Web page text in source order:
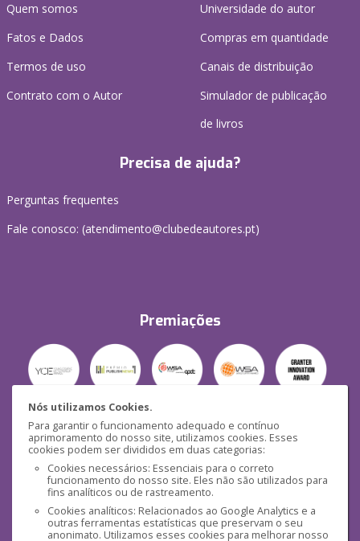
Nós utilizamos Cookies.
Para garantir o funcionamento adequado e contínuo
aprimoramento do nosso site, utilizamos cookies. Esses
cookies podem ser divididos em duas categorias:
Cookies necessários: Essenciais para o correto
funcionamento do nosso site. Eles não são utilizados para
fins analíticos ou de rastreamento.
Cookies analíticos: Relacionados ao Google Analytics e a
outras ferramentas estatísticas que preservam o seu
anonimato. Utilizamos esses cookies para melhorar nosso
Quem somos
Fatos e Dados
Termos de uso
Contrato com o Autor
Universidade do autor
Compras em quantidade
Canais de distribuição
Simulador de publicação
de livros
Precisa de ajuda?
Perguntas frequentes
Fale conosco: (atendimento@clubedeautores.pt)
Premiações
Segurança
Mídias Sociais